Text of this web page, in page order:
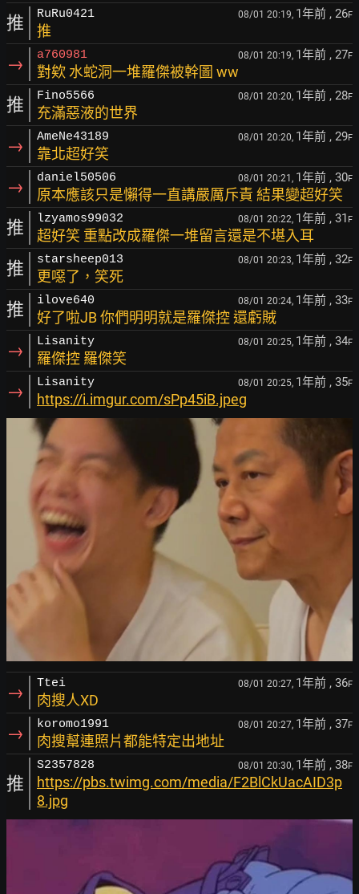
推 RuRu0421 08/01 20:19, 1年前 , 26F
推
→ a760981 08/01 20:19, 1年前 , 27F
對欸 水蛇洞一堆羅傑被幹圖 ww
推 Fino5566 08/01 20:20, 1年前 , 28F
充滿惡液的世界
→ AmeNe43189 08/01 20:20, 1年前 , 29F
靠北超好笑
→ daniel50506 08/01 20:21, 1年前 , 30F
原本應該只是懶得一直講嚴厲斥責 結果變超好笑
推 lzyamos99032 08/01 20:22, 1年前 , 31 F
超好笑 重點改成羅傑一堆留言還是不堪入耳
推 starsheep013 08/01 20:23, 1年前 , 32F
更噁了，笑死
推 ilove640 08/01 20:24, 1年前 , 33F
好了啦JB 你們明明就是羅傑控 還虧賊
→ Lisanity 08/01 20:25, 1年前 , 34F
羅傑控 羅傑笑
→ Lisanity 08/01 20:25, 1年前 , 35F
https://i.imgur.com/sPp45iB.jpeg
→ Ttei 08/01 20:27, 1年前 , 36F
肉搜人XD
→ koromo1991 08/01 20:27, 1年前 , 37F
肉搜幫連照片都能特定出地址
推
S2357828 08/01 20:30, 1年前 , 38F
https://pbs.twimg.com/media/F2BlCkUacAID3p
8.jpg